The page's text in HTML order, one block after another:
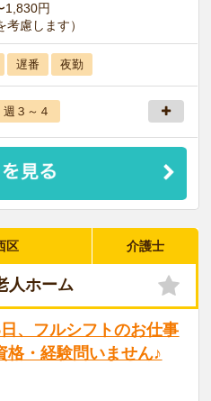
1,830円
考慮します）
遅番 夜勤
週３～４
区 介護士
人ホーム
、フルシフトのお仕事
・経験問いません♪